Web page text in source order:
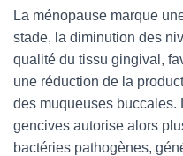
La ménopause marque
stade, la diminution des
qualité du tissu gingival,
une réduction de la
des muqueuses
gencives autorise alors
bactéries pathogènes,